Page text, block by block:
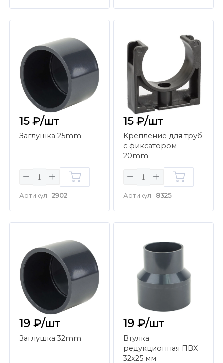
15 ₽/шт
Заглушка 25mm
Артикул: 2902
15 ₽/шт
Крепление для труб
с фиксатором
20mm
Артикул: 8325
19 ₽/шт
Заглушка 32mm
19 ₽/шт
Втулка
редукционная ПВХ
32x25 мм